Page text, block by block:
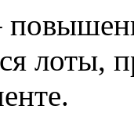
лоты,